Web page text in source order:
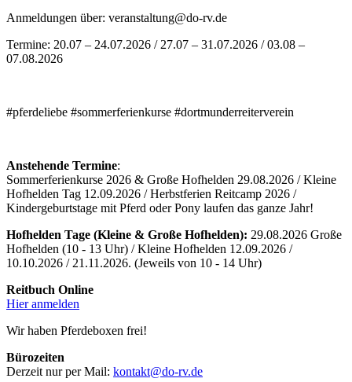
Anmeldungen über: veranstaltung@do-rv.de
Termine: 20.07 – 24.07.2026 / 27.07 – 31.07.2026 / 03.08 –
07.08.2026
#pferdeliebe #sommerferienkurse #dortmunderreiterverein
Anstehende Termine:
Sommerferienkurse 2026 & Große Hofhelden 29.08.2026 / Kleine
Hofhelden Tag 12.09.2026 / Herbstferien Reitcamp 2026 /
Kindergeburtstage mit Pferd oder Pony laufen das ganze Jahr!
Hofhelden Tage (Kleine & Große Hofhelden): 29.08.2026 Große
Hofhelden (10 - 13 Uhr) / Kleine Hofhelden 12.09.2026 /
10.10.2026 / 21.11.2026. (Jeweils von 10 - 14 Uhr)
Reitbuch Online
Hier anmelden
Wir haben Pferdeboxen frei!
Bürozeiten
Derzeit nur per Mail: kontakt@do-rv.de